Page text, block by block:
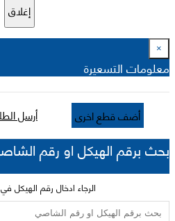
إغلاق
×
معلومات التسعيرة
أضف قطع اخرى أرسل
بحث برقم الهيكل او رقم
الرجاء ادخال رقم الهيكل